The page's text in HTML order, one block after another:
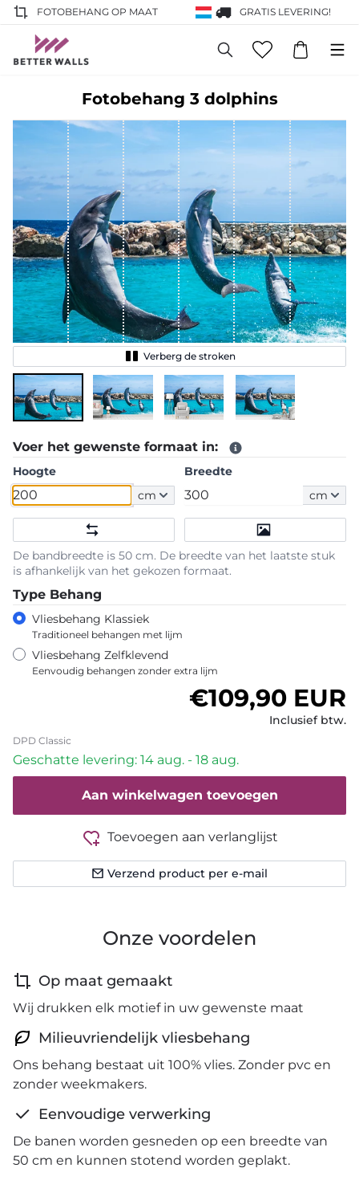
FOTOBEHANG OP MAAT GRATIS LEVERING!
Fotobehang 3 dolphins
Verberg de stroken
Voer het gewenste formaat in:
Hoogte
cm
Breedte
cm
De bandbreedte is 50 cm. De breedte van het laatste stuk
is afhankelijk van het gekozen formaat.
Type Behang
Vliesbehang Klassiek
Traditioneel behangen met lijm
Vliesbehang Zelfklevend
Eenvoudig behangen zonder extra lijm
Normale prijs
€109,90 EUR
Inclusief btw.
DPD Classic
Geschatte levering: 14 aug. - 18 aug.
Aan winkelwagen toevoegen
Toevoegen aan verlanglijst
Verzend product per e-mail
Onze voordelen
Op maat gemaakt
Wij drukken elk motief in uw gewenste maat
Milieuvriendelijk vliesbehang
Ons behang bestaat uit 100% vlies. Zonder pvc en
zonder weekmakers.
Eenvoudige verwerking
De banen worden gesneden op een breedte van
50 cm en kunnen stotend worden geplakt.